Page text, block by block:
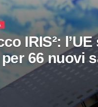
IRIS²:
per 66 nuovi